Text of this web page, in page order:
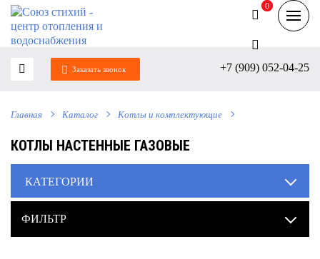
+7 (909) 052-04-25
Заказать звонок
0
0
Главная Каталог Котлы и комплектующие
КОТЛЫ НАСТЕННЫЕ ГАЗОВЫЕ
КАТЕГОРИИ
ФИЛЬТР